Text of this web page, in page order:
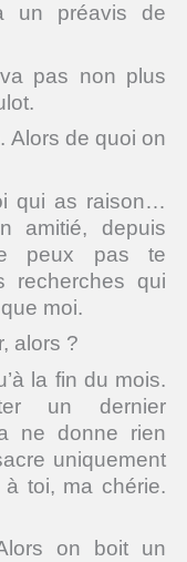
un préavis de
pas non plus
Alors de quoi on
qui as raison…
amitié, depuis
peux pas te
recherches qui
moi.
alors ?
la fin du mois.
un dernier
ne donne rien
uniquement
toi, ma chérie.
on boit un